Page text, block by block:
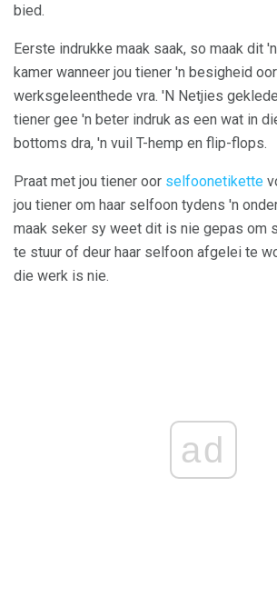
bied.
Eerste indrukke maak saak, so maak dit
kamer wanneer jou tiener 'n besigheid oor
werksgeleenthede vra. 'N Netjies
tiener gee 'n beter indruk as een wat in
bottoms dra, 'n vuil T-hemp en flip-flops.
Praat met jou tiener oor selfoonetikette
jou tiener om haar selfoon tydens 'n
maak seker sy weet dit is nie gepas om
te stuur of deur haar selfoon afgelei te
die werk is nie.
ad